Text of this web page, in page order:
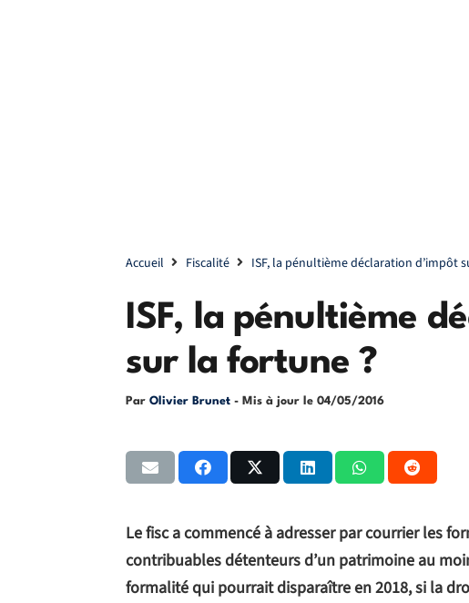
Accueil Fiscalité ISF, la pénultième déclaration d’impôt
ISF, la pénultième
sur la fortune ?
Par Olivier Brunet - Mis à jour le 04/05/2016
Le fisc a commencé à adresser par courrier les
contribuables détenteurs d’un patrimoine au
formalité qui pourrait disparaître en 2018, si la